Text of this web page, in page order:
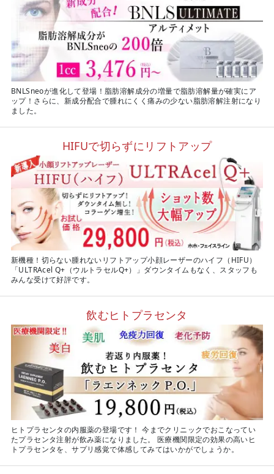
BNLSneoが進化して登場！脂肪溶解成分の増量で脂肪溶解量が確実にア
ップ！さらに、新成分配合で腫れにくく痛みの少ない脂肪溶解注射になり
ました。
HIFUで切らずにリフトアップ
新機種！切らない腫れないリフトアップ小顔レーザーのハイフ（HIFU）
「ULTRAcel Q+（ウルトラセルQ+）」ダウンタイムもなく、スタッフも
みんな受けて好評です。
飲むヒトプラセンタ
ヒトプラセンタの内服薬の登場です！ 今までクリニックでおこなってい
たプラセンタ注射が飲み薬になりました。 医療機関限定の効果の高いヒ
トプラセンタを、サプリ感覚で体感してみてはいかがでしょうか。